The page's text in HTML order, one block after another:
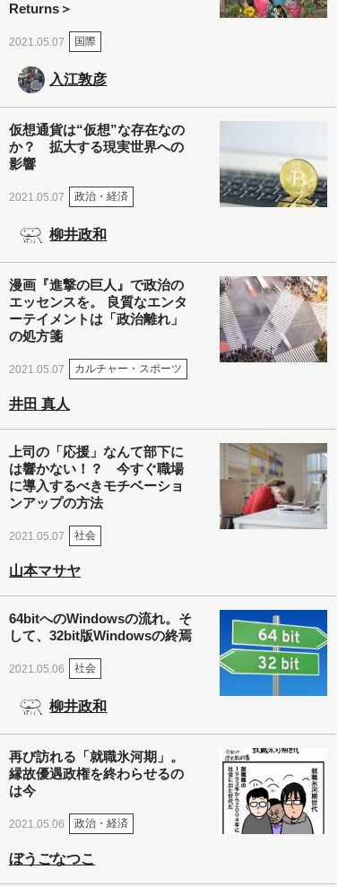
Returns＞
2021.05.07 国際
入江敦彦
仮想通貨は“仮想”な存在なの
か？ 拡大する現実世界への
影響
2021.05.07 政治・経済
柳井政和
漫画『進撃の巨人』で政治の
エッセンスを。 良質なエンタ
ーテイメントは「政治離れ」
の処方箋
2021.05.07 カルチャー・スポーツ
井田 真人
上司の「応援」なんて部下に
は響かない！？ 今すぐ職場
に導入するべきモチベーショ
ンアップの方法
2021.05.07 社会
山本マサヤ
64bitへのWindowsの流れ。そ
して、32bit版Windowsの終焉
2021.05.06 社会
柳井政和
再び訪れる「就職氷河期」。
縁故優遇政権を終わらせるの
は今
2021.05.06 政治・経済
ぼうごなつこ